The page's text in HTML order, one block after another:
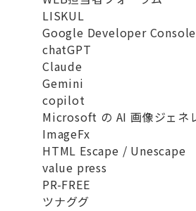
LISKUL
Google Developer Console
chatGPT
Claude
Gemini
copilot
Microsoft の AI 画像ジェネ
ImageFx
HTML Escape / Unescape
value press
PR-FREE
ツナググ